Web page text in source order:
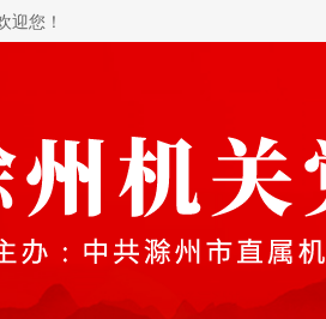
迎您！